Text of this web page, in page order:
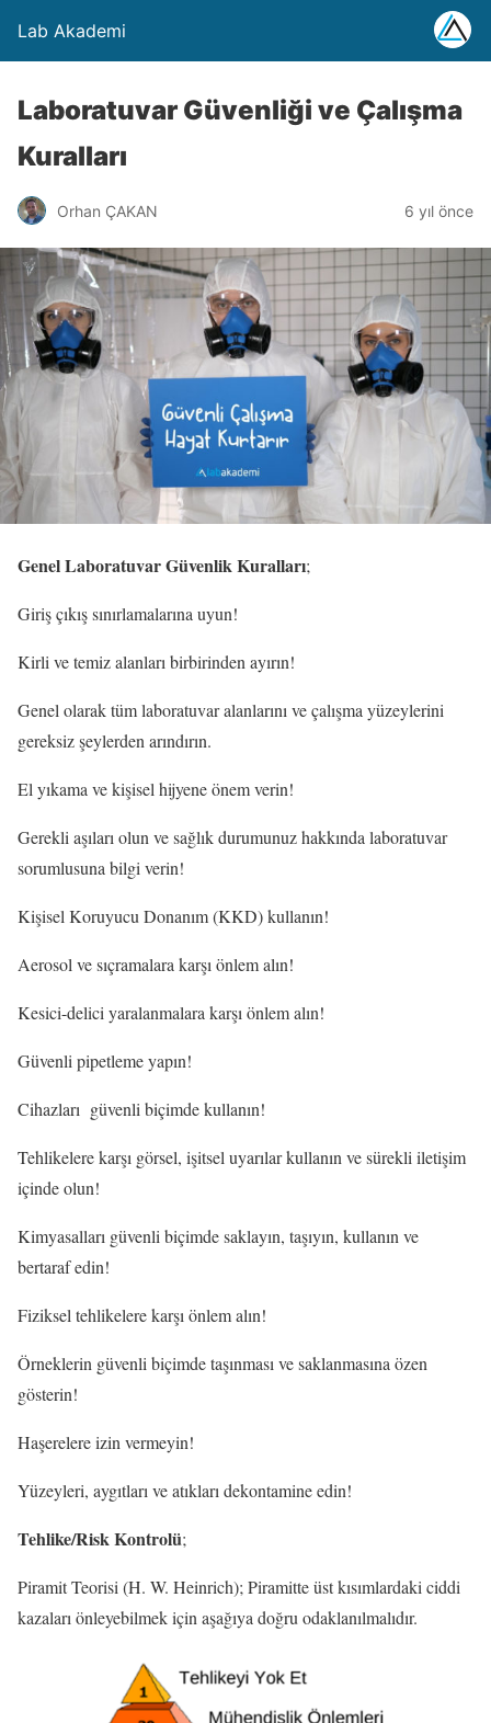
Lab Akademi
Laboratuvar Güvenliği ve Çalışma
Kuralları
Orhan ÇAKAN 6 yıl önce
Genel Laboratuvar Güvenlik Kuralları;
Giriş çıkış sınırlamalarına uyun!
Kirli ve temiz alanları birbirinden ayırın!
Genel olarak tüm laboratuvar alanlarını ve çalışma yüzeylerini
gereksiz şeylerden arındırın.
El yıkama ve kişisel hijyene önem verin!
Gerekli aşıları olun ve sağlık durumunuz hakkında laboratuvar
sorumlusuna bilgi verin!
Kişisel Koruyucu Donanım (KKD) kullanın!
Aerosol ve sıçramalara karşı önlem alın!
Kesici-delici yaralanmalara karşı önlem alın!
Güvenli pipetleme yapın!
Cihazları güvenli biçimde kullanın!
Tehlikelere karşı görsel, işitsel uyarılar kullanın ve sürekli iletişim
içinde olun!
Kimyasalları güvenli biçimde saklayın, taşıyın, kullanın ve
bertaraf edin!
Fiziksel tehlikelere karşı önlem alın!
Örneklerin güvenli biçimde taşınması ve saklanmasına özen
gösterin!
Haşerelere izin vermeyin!
Yüzeyleri, aygıtları ve atıkları dekontamine edin!
Tehlike/Risk Kontrolü;
Piramit Teorisi (H. W. Heinrich); Piramitte üst kısımlardaki ciddi
kazaları önleyebilmek için aşağıya doğru odaklanılmalıdır.